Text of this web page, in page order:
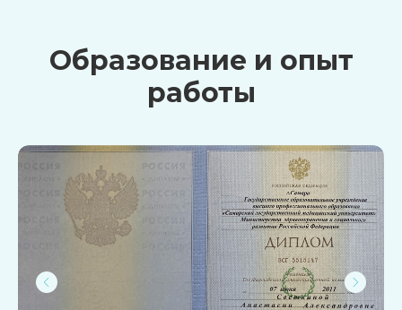
Образование и опыт
работы